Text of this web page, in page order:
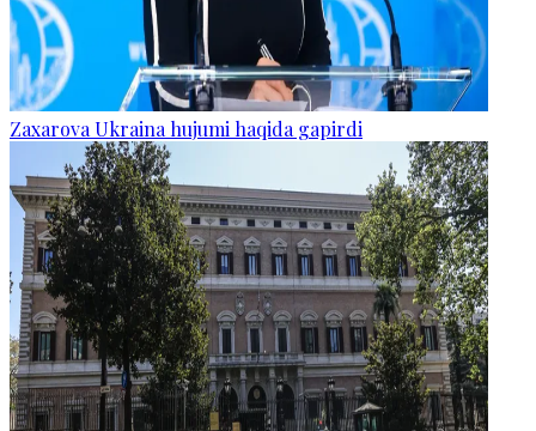
Zaxarova Ukraina hujumi haqida gapirdi